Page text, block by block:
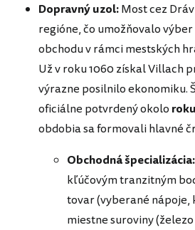
Dopravný uzol:Most cez
regióne, čo umožňovalo
obchodu v rámci mestských
Už v roku 1060 získal Villach
výrazne posilnilo ekonomiku.
oficiálne potvrdený okolo
obdobia sa formovali hlavné
Obchodná špecializácia:
kľúčovým tranzitným
tovar (vyberané nápoje,
miestne suroviny